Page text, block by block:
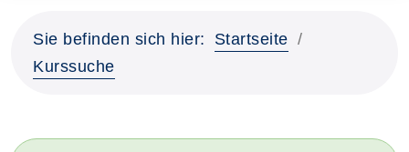
Sie befinden sich hier:
Startseite
Kurssuche